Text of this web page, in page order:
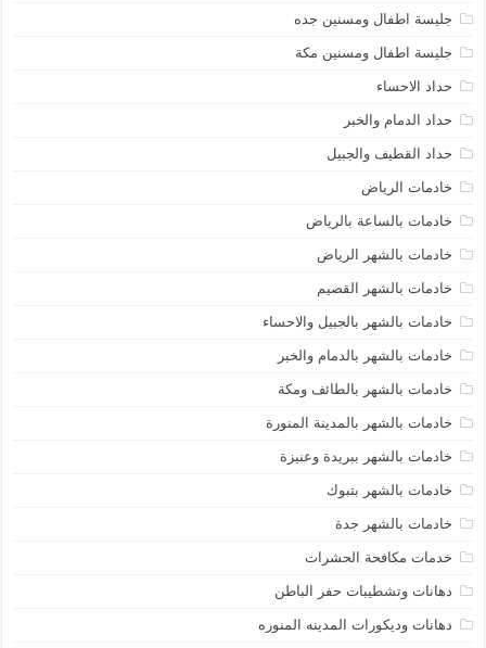
جليسة اطفال ومسنين جده
جليسة اطفال ومسنين مكة
حداد الاحساء
حداد الدمام والخبر
حداد القطيف والجبيل
خادمات الرياض
خادمات بالساعة بالرياض
خادمات بالشهر الرياض
خادمات بالشهر القصيم
خادمات بالشهر بالجبيل والاحساء
خادمات بالشهر بالدمام والخبر
خادمات بالشهر بالطائف ومكة
خادمات بالشهر بالمدينة المنورة
خادمات بالشهر ببريدة وعنيزة
خادمات بالشهر بتبوك
خادمات بالشهر جدة
خدمات مكافحة الحشرات
دهانات وتشطيبات حفر الباطن
دهانات وديكورات المدينه المنوره